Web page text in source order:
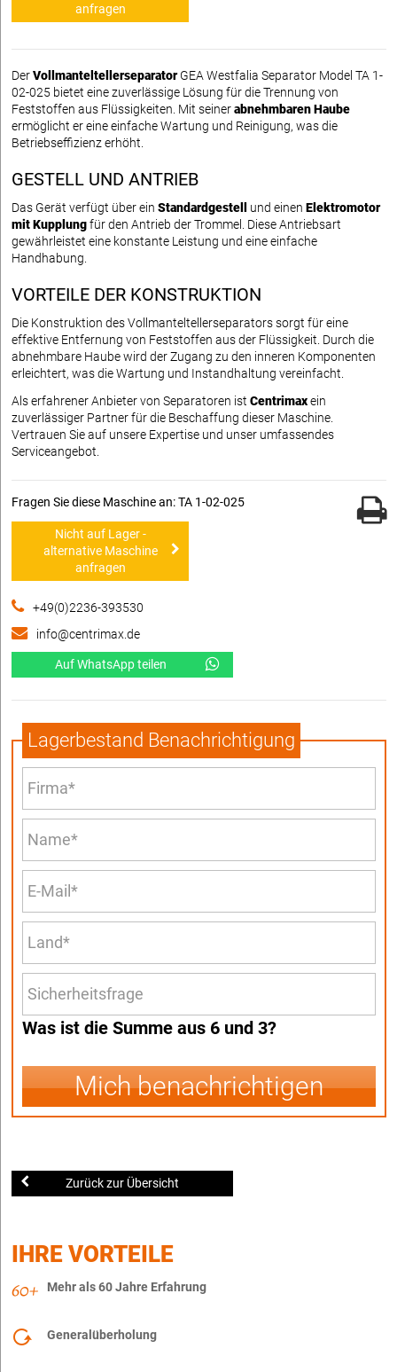
anfragen
DerVollmanteltellerseparatorGEA Westfalia Separator Model TA 1-
02-025 bietet eine zuverlässige Lösung für die Trennung von
Feststoffen aus Flüssigkeiten. Mit seinerabnehmbaren Haube
ermöglicht er eine einfache Wartung und Reinigung, was die
Betriebseffizienz erhöht.
GESTELL UND ANTRIEB
Das Gerät verfügt über ein Standardgestell und einen Elektromotor
mit Kupplungfür den Antrieb der Trommel. Diese Antriebsart
gewährleistet eine konstante Leistung und eine einfache
Handhabung.
VORTEILE DER KONSTRUKTION
Die Konstruktion des Vollmanteltellerseparators sorgt für eine
effektive Entfernung von Feststoffen aus der Flüssigkeit. Durch die
abnehmbare Haube wird der Zugang zu den inneren Komponenten
erleichtert, was die Wartung und Instandhaltung vereinfacht.
Als erfahrener Anbieter von Separatoren ist Centrimaxein
zuverlässiger Partner für die Beschaffung dieser Maschine.
Vertrauen Sie auf unsere Expertise und unser umfassendes
Serviceangebot.
Fragen Sie diese Maschine an: TA 1-02-025
Nicht auf Lager -
alternative Maschine
anfragen
+49(0)2236-393530
info@centrimax.de
Auf WhatsApp teilen
Lagerbestand Benachrichtigung
Was ist die Summe aus 6 und 3?
Mich benachrichtigen
Zurück zur Übersicht
IHRE VORTEILE
Mehr als 60 Jahre Erfahrung
Generalüberholung